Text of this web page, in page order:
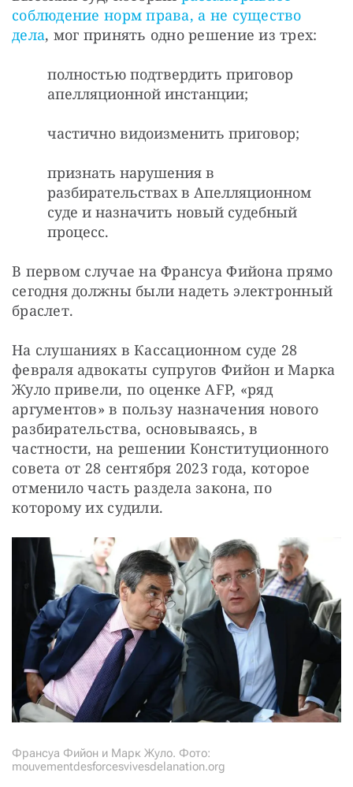
соблюдение норм права, а не существо
дела, мог принять одно решение из трех:
полностью подтвердить приговор
апелляционной инстанции;
частично видоизменить приговор;
признать нарушения в
разбирательствах в Апелляционном
суде и назначить новый судебный
процесс.
В первом случае на Франсуа Фийона прямо
сегодня должны были надеть электронный
браслет.
На слушаниях в Кассационном суде 28
февраля адвокаты супругов Фийон и Марка
Жуло привели, по оценке AFP, «ряд
аргументов» в пользу назначения нового
разбирательства, основываясь, в
частности, на решении Конституционного
совета от 28 сентября 2023 года, которое
отменило часть раздела закона, по
которому их судили.
Франсуа Фийон и Марк Жуло. Фото:
mouvementdesforcesvivesdelanation.org